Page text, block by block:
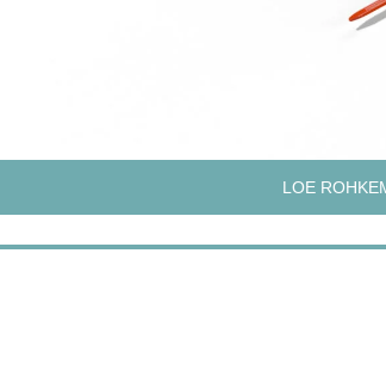
LOE